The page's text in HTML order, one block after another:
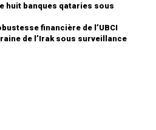
huit banques qataries sous
financière de l’UBCI
de l’Irak sous surveillance